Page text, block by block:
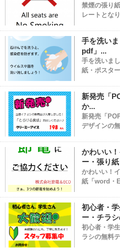
禁煙の張り
レートとな
手を洗い
pdf」...
手を洗いま
紙・ポスタ
新発売「
か...
新発売「
デザインの
かわいい
ー・張り
かわいい！
紙「word・
初心者・
ー・チラ
初心者・学
ラシの無料